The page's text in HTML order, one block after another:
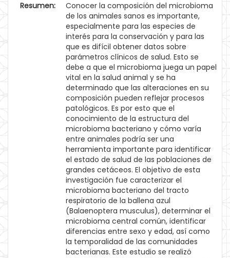
Resumen:
Conocer la composición del microbioma
de los animales sanos es importante,
especialmente para las especies de
interés para la conservación y para las
que es difícil obtener datos sobre
parámetros clínicos de salud. Esto se
debe a que el microbioma juega un papel
vital en la salud animal y se ha
determinado que las alteraciones en su
composición pueden reflejar procesos
patológicos. Es por esto que el
conocimiento de la estructura del
microbioma bacteriano y cómo varía
entre animales podría ser una
herramienta importante para identificar
el estado de salud de las poblaciones de
grandes cetáceos. El objetivo de esta
investigación fue caracterizar el
microbioma bacteriano del tracto
respiratorio de la ballena azul
(Balaenoptera musculus), determinar el
microbioma central común, identificar
diferencias entre sexo y edad, así como
la temporalidad de las comunidades
bacterianas. Este estudio se realizó